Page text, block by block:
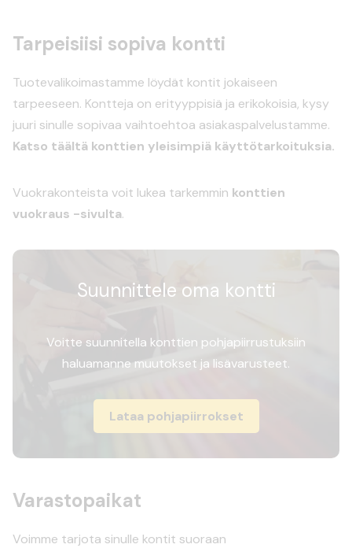
Tarpeisiisi sopiva kontti
Tuotevalikoimastamme löydät kontit jokaiseen
tarpeeseen. Kontteja on erityyppisiä ja erikokoisia, kysy
juuri sinulle sopivaa vaihtoehtoa asiakaspalvelustamme.
Katso täältä konttien yleisimpiä käyttötarkoituksia.
Vuokrakonteista voit lukea tarkemmin konttien
vuokraus -sivulta.
Suunnittele oma kontti
Voitte suunnitella konttien pohjapiirrustuksiin
haluamanne muutokset ja lisävarusteet.
Lataa pohjapiirrokset
Varastopaikat
Voimme tarjota sinulle kontit suoraan